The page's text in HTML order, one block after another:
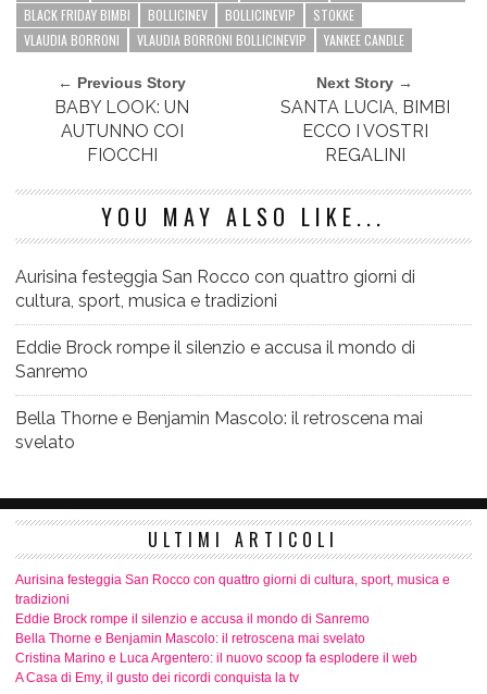
BLACK FRIDAY BIMBI BOLLICINEV BOLLICINEVIP
STOKKE
VLAUDIA BORRONI
VLAUDIA BORRONI BOLLICINEVIP YANKEE CANDLE
← Previous Story
BABY LOOK: UN
AUTUNNO COI
FIOCCHI
Next Story →
SANTA LUCIA, BIMBI
ECCO I VOSTRI
REGALINI
YOU MAY ALSO LIKE...
Aurisina festeggia San Rocco con quattro giorni di
cultura, sport, musica e tradizioni
Eddie Brock rompe il silenzio e accusa il mondo di
Sanremo
Bella Thorne e Benjamin Mascolo: il retroscena mai
svelato
ULTIMI ARTICOLI
Aurisina festeggia San Rocco con quattro giorni di cultura, sport, musica e
tradizioni
Eddie Brock rompe il silenzio e accusa il mondo di Sanremo
Bella Thorne e Benjamin Mascolo: il retroscena mai svelato
Cristina Marino e Luca Argentero: il nuovo scoop fa esplodere il web
A Casa di Emy, il gusto dei ricordi conquista la tv